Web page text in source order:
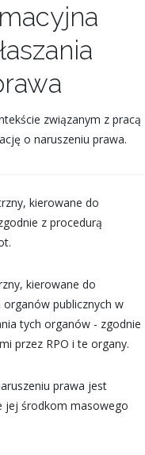
związanym z pracą
o naruszeniu prawa.
kierowane do
z procedurą
kierowane do
organów publicznych w
tych organów - zgodnie
przez RPO i te organy.
prawa jest
jej środkom masowego